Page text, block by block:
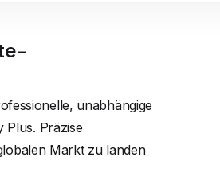
unabhängige
Plus. Präzise
Markt zu landen